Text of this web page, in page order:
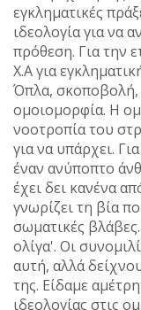
εγκληματικές
ιδεολογία για να
πρόθεση. Για την
Χ.Α για
Όπλα, σκοποβολή,
ομοιομορφία. Η
νοοτροπία του
για να υπάρχει.
έναν ανύποπτο
έχει δει κανένα
γνωρίζει τη βία
σωματικές
ολίγα'. Οι
αυτή, αλλά
της. Είδαμε
ιδεολογίας στις